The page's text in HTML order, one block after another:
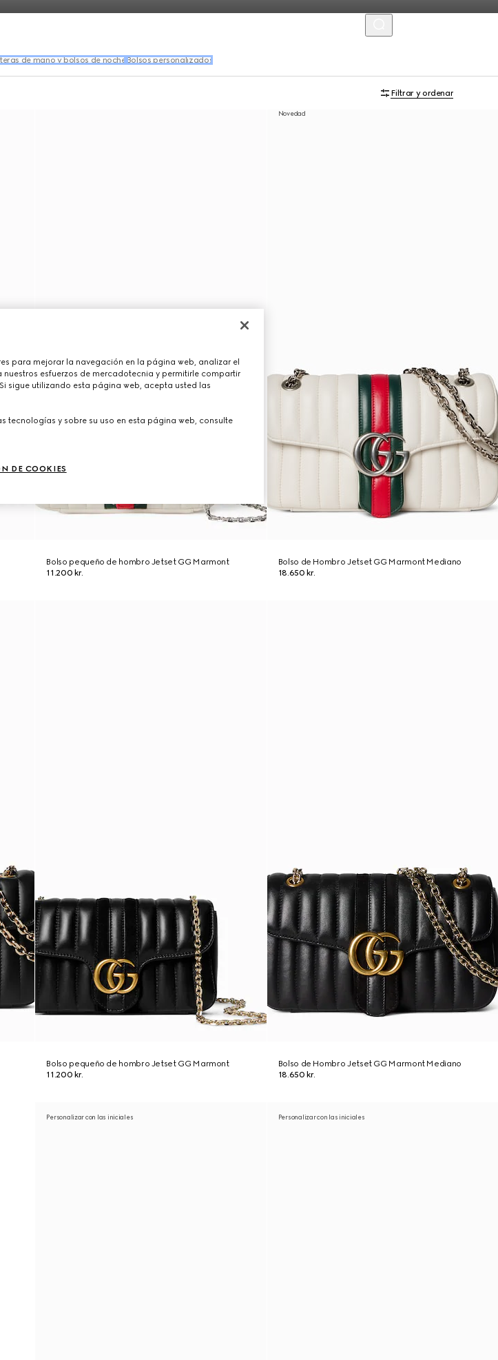
de mano y bolsos de noche Bolsos personalizados
Filtrar y ordenar
Bolso pequeño de hombro Jetset GG Marmont
11.200 kr.
Novedad
Bolso de Hombro Jetset GG Marmont Mediano
18.650 kr.
Bolso pequeño de hombro Jetset GG Marmont
11.200 kr.
Bolso de Hombro Jetset GG Marmont Mediano
18.650 kr.
Personalizar con las iniciales Personalizar con las iniciales
para mejorar la navegación en la página web, analizar el
esfuerzos de mercadotecnia y permitirle compartir
sigue utilizando esta página web, acepta usted las
tecnologías y sobre su uso en esta página web, consulte
DE COOKIES